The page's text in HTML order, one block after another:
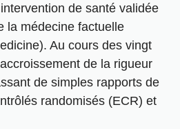
de santé validée
la médecine factuelle
Au cours des vingt
de la rigueur
de simples rapports de
randomisés (ECR) et